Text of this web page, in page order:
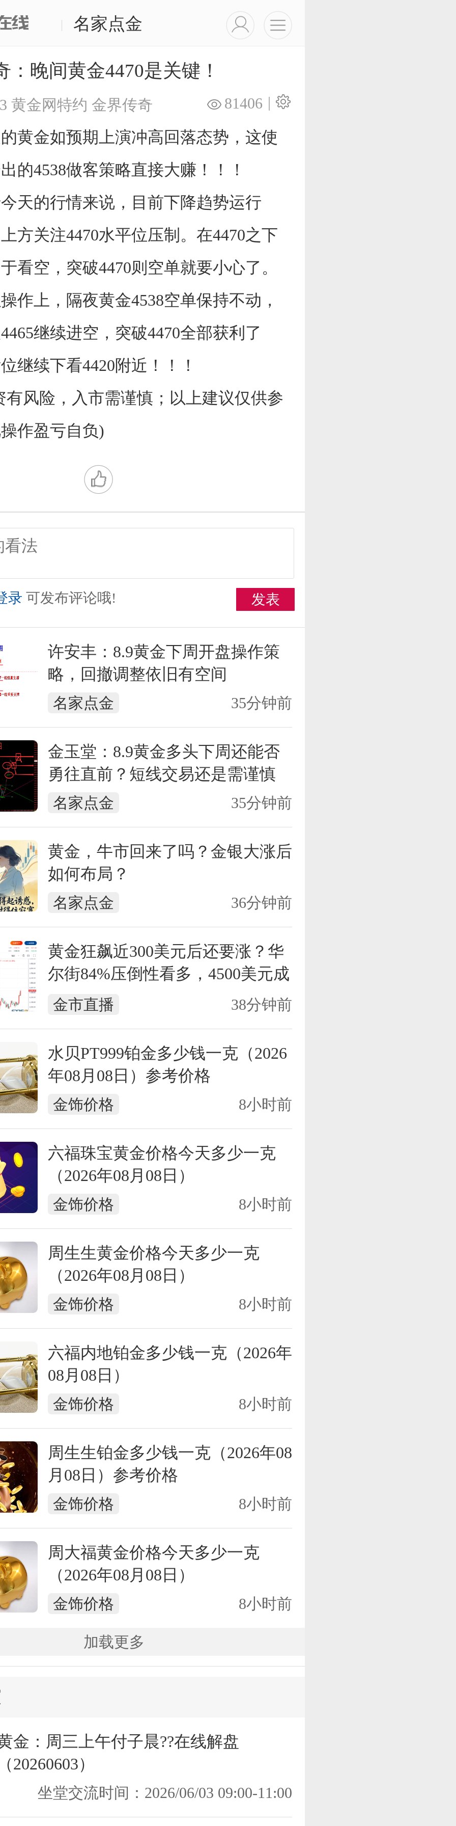
| 名家点金
：晚间黄金4470是关键！
黄金网特约 金界传奇 |
81406
金如预期上演冲高回落态势，这使
的4538做客策略直接大赚！！！
的行情来说，目前下降趋势运行
方关注4470水平位压制。在4470之下
看空，突破4470则空单就要小心了。
上，隔夜黄金4538空单保持不动，
继续进空，突破4470全部获利了
继续下看4420附近！！！
险，入市需谨慎；以上建议仅供参
作盈亏自负)
录 可发布评论哦! 发表
许安丰：8.9黄金下周开盘操作策
略，回撤调整依旧有空间
名家点金 35分钟前
金玉堂：8.9黄金多头下周还能否
勇往直前？短线交易还是需谨慎
名家点金 35分钟前
黄金，牛市回来了吗？金银大涨后
如何布局？
名家点金 36分钟前
黄金狂飙近300美元后还要涨？华
尔街84%压倒性看多，4500美元成
下周决战点
金市直播 38分钟前
水贝PT999铂金多少钱一克（2026
年08月08日）参考价格
金饰价格 8小时前
六福珠宝黄金价格今天多少一克
（2026年08月08日）
金饰价格 8小时前
周生生黄金价格今天多少一克
（2026年08月08日）
金饰价格 8小时前
六福内地铂金多少钱一克（2026年
08月08日）
金饰价格 8小时前
周生生铂金多少钱一克（2026年08
月08日）参考价格
金饰价格 8小时前
周大福黄金价格今天多少一克
（2026年08月08日）
金饰价格 8小时前
加载更多
金：周三上午付子晨??在线解盘
20260603）
坐堂交流时间：2026/06/03 09:00-11:00